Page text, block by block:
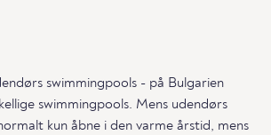
swimmingpools - på Bulgarien
swimmingpools. Mens udendørs
kun åbne i den varme årstid, mens